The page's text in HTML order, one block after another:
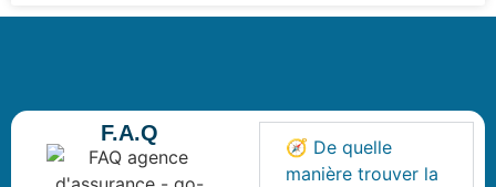
F.A.Q
🧭 De quelle
manière trouver la